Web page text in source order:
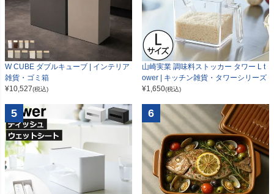
W CUBE ダブルキューブ | インテリア
雑貨・ゴミ箱
¥10,527(税込)
山崎実業 調味料ストッカー タワー L t
ower | キッチン雑貨・タワーシリーズ
¥1,650(税込)
5 6